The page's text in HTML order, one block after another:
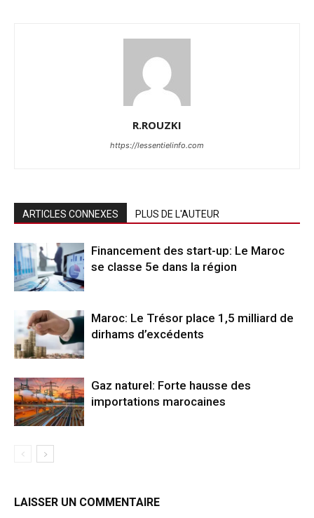
R.ROUZKI
https://lessentielinfo.com
ARTICLES CONNEXES PLUS DE L'AUTEUR
Financement des start-up: Le Maroc
se classe 5e dans la région
Maroc: Le Trésor place 1,5 milliard de
dirhams d’excédents
Gaz naturel: Forte hausse des
importations marocaines
LAISSER UN COMMENTAIRE